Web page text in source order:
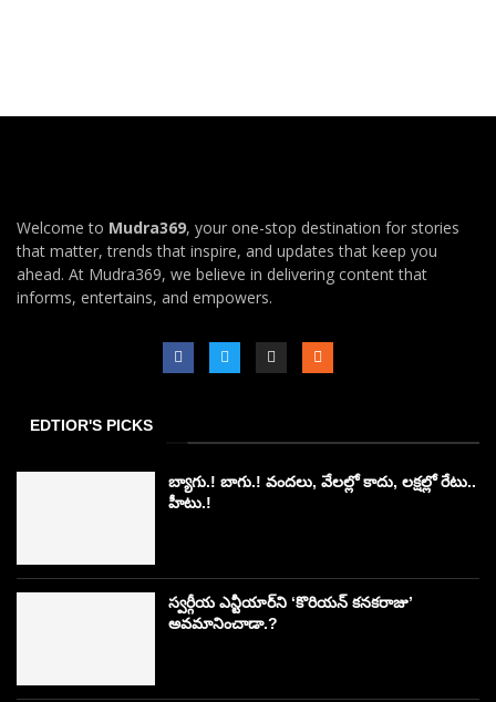
Welcome to Mudra369, your one-stop destination for stories
that matter, trends that inspire, and updates that keep you
ahead. At Mudra369, we believe in delivering content that
informs, entertains, and empowers.
EDTIOR'S PICKS
బ్యాగు.! బాగు.! వందలు, వేలల్లో కాదు, లక్షల్లో రేటు..
హీటు.!
స్వర్గీయ ఎన్టీయార్‌ని ‘కొరియన్ కనకరాజు’
అవమానించాడా.?